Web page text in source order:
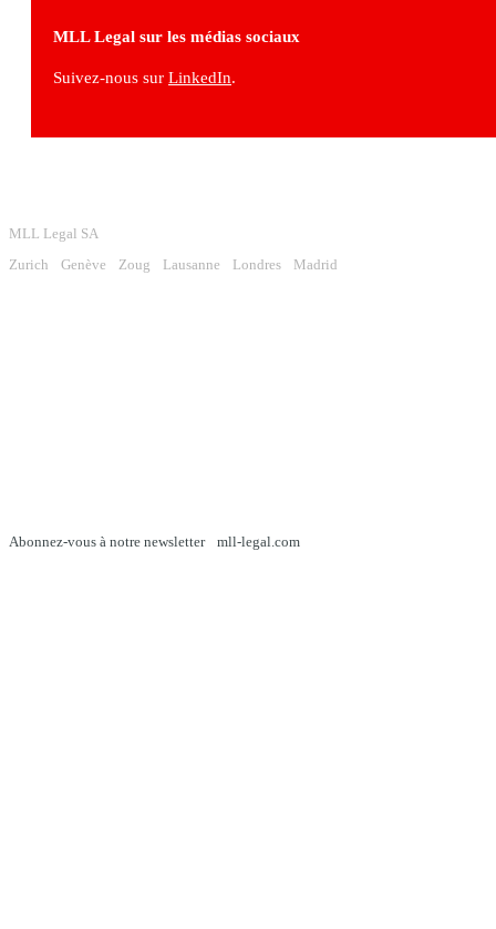
MLL Legal sur les médias sociaux
Suivez-nous sur LinkedIn.
MLL Legal SA
Zurich
Genève Zoug Lausanne Londres Madrid
Abonnez-vous à notre newsletter mll-legal.com